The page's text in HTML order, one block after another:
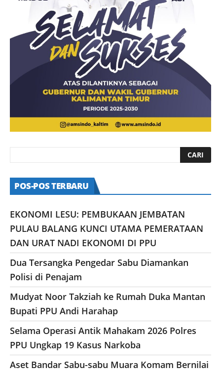
POS-POS TERBARU
EKONOMI LESU: PEMBUKAAN JEMBATAN
PULAU BALANG KUNCI UTAMA PEMERATAAN
DAN URAT NADI EKONOMI DI PPU
Dua Tersangka Pengedar Sabu Diamankan
Polisi di Penajam
Mudyat Noor Takziah ke Rumah Duka Mantan
Bupati PPU Andi Harahap
Selama Operasi Antik Mahakam 2026 Polres
PPU Ungkap 19 Kasus Narkoba
Aset Bandar Sabu-sabu Muara Komam Bernilai